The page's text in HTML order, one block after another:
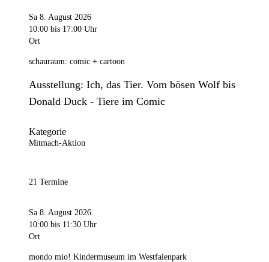
Sa 8. August 2026
10:00 bis 17:00 Uhr
Ort
schauraum: comic + cartoon
Ausstellung: Ich, das Tier. Vom bösen Wolf bis
Donald Duck - Tiere im Comic
Kategorie
Mitmach-Aktion
21 Termine
Sa 8. August 2026
10:00 bis 11:30 Uhr
Ort
mondo mio! Kindermuseum im Westfalenpark